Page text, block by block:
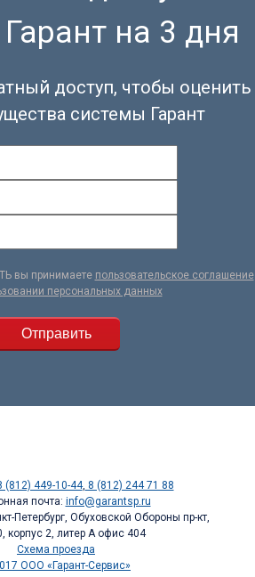
на 3 дня
доступ, чтобы оценить
системы Гарант
вы принимаете пользовательское соглашение
персональных данных
(812) 449-10-44, 8 (812) 244 71 88
почта: info@garantsp.ru
Петербург, Обуховской Обороны пр-кт,
корпус 2, литер А офис 404
Схема проезда
ООО «Гарант-Сервис»